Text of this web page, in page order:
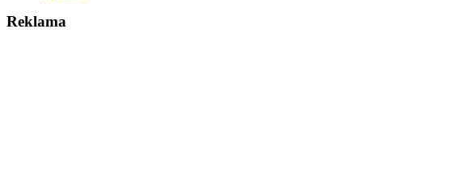
Reklama